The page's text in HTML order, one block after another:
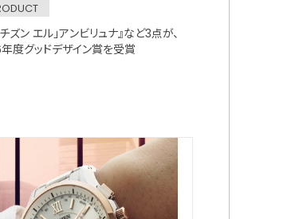
チズン エル」アンビリュナ』など3点が、
度グッドデザイン賞を受賞